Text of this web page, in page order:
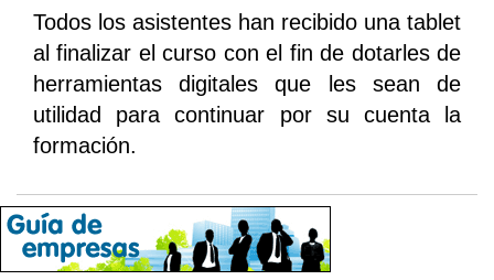
Todos los asistentes han recibido una tablet
al finalizar el curso con el fin de dotarles de
herramientas digitales que les sean de
utilidad para continuar por su cuenta la
formación.